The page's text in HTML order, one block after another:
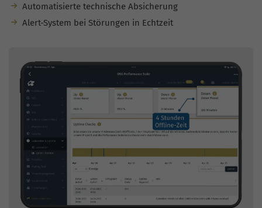
Automatisierte technische Absicherung
Alert-System bei Störungen in Echtzeit